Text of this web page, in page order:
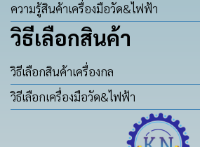
ความรู้สินค้าเครื่องมือวัด&ไฟฟ้า
วิธีเลือกสินค้า
วิธีเลือกสินค้าเครื่องกล
วิธีเลือกเครื่องมือวัด&ไฟฟ้า